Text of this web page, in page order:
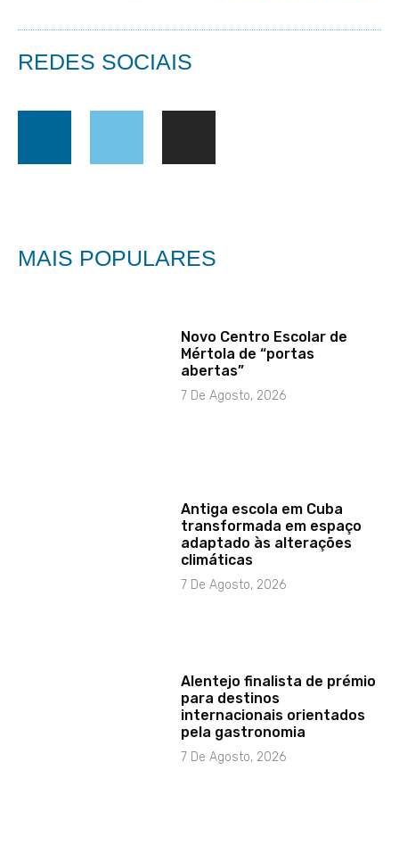
REDES SOCIAIS
MAIS POPULARES
Novo Centro Escolar de
Mértola de “portas
abertas”
7 De Agosto, 2026
Antiga escola em Cuba
transformada em espaço
adaptado às alterações
climáticas
7 De Agosto, 2026
Alentejo finalista de prémio
para destinos
internacionais orientados
pela gastronomia
7 De Agosto, 2026